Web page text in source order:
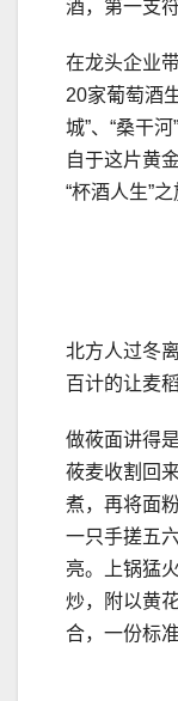
酒，第一支
在龙头企业
20家葡萄酒
城”、“桑干
自于这片黄
“杯酒人生”之
北方人过冬
百计的让麦
做莜面讲得
莜麦收割回
煮，再将面
一只手搓五
亮。上锅猛
炒，附以黄
合，一份标